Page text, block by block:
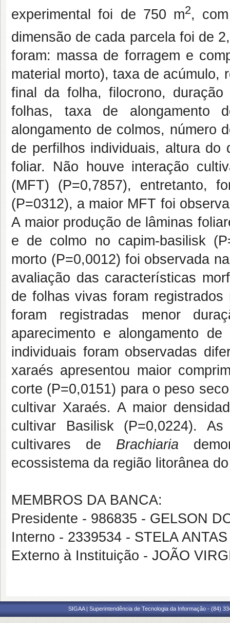
experimental foi de 750 m2,
dimensão de cada parcela foi de
foram: massa de forragem e
material morto), taxa de acúmulo,
final da folha, filocrono,
folhas, taxa de alongamento
alongamento de colmos, número
de perfilhos individuais, altura
foliar. Não houve interação
(MFT) (P=0,7857), entretanto,
(P=0312), a maior MFT foi
A maior produção de lâminas
e de colmo no capim-basilisk
morto (P=0,0012) foi observada
avaliação das características
de folhas vivas foram
foram registradas menor
aparecimento e alongamento
individuais foram observadas
xaraés apresentou maior
corte (P=0,0151) para o peso
cultivar Xaraés. A maior
cultivar Basilisk (P=0,0224).
cultivares de Brachiaria
ecossistema da região litorânea
MEMBROS DA BANCA:
Presidente - 986835 - GELSON
Interno - 2339534 - STELA
Externo à Instituição - JOÃO
SIGAA | Superintendência de Tecnologia da Informação - (84)